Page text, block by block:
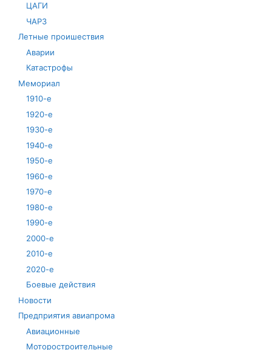
ЦАГИ
ЧАРЗ
Летные проишествия
Аварии
Катастрофы
Мемориал
1910-е
1920-е
1930-е
1940-е
1950-е
1960-е
1970-е
1980-е
1990-е
2000-е
2010-е
2020-е
Боевые действия
Новости
Предприятия авиапрома
Авиационные
Моторостроительные